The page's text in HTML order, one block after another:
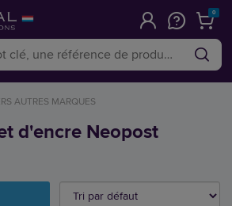
0
AUTRES MARQUES
d'encre Neopost